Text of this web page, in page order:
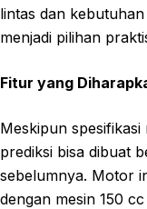
lintas dan
menjadi pilihan
Fitur yang
Meskipun
prediksi bisa dibuat
sebelumnya. Motor
dengan mesin 150